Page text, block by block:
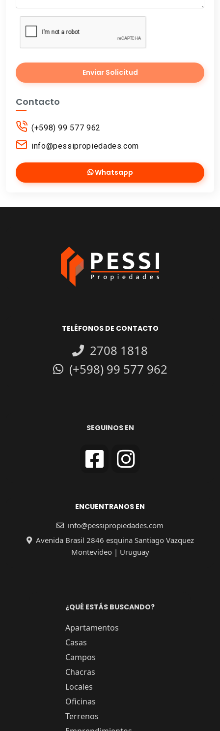
Enviar Solicitud
Contacto
(+598) 99 577 962
info@pessipropiedades.com
Whatsapp
TELÉFONOS DE CONTACTO
2708 1818
(+598) 99 577 962
SEGUINOS EN
ENCUENTRANOS EN
info@pessipropiedades.com
Avenida Brasil 2846 esquina Santiago Vazquez
Montevideo | Uruguay
¿QUÉ ESTÁS BUSCANDO?
Apartamentos
Casas
Campos
Chacras
Locales
Oficinas
Terrenos